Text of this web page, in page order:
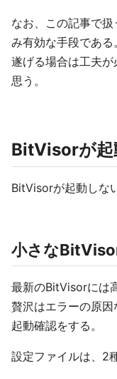
なお、この記事で
み有効な手段であ
遂げる場合は工夫
思う。
BitVisorが起
BitVisorが起動しな
小さな
最新のBitVisorには
贅沢はエラーの原
起動確認をする。
設定ファイルは、2